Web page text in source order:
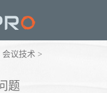
会议技术 >
题